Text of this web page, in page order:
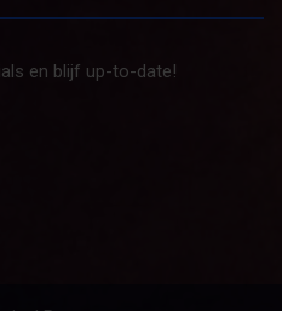
en blijf up-to-date!